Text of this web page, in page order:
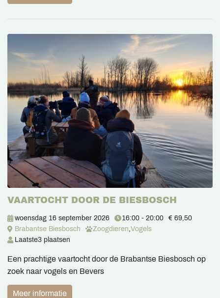
VAARTOCHT DOOR DE BIESBOSCH
woensdag 16 september 2026 16:00 - 20:00
€ 69,50
Brabantse Biesbosch
Zoogdieren,Vogels
Laatste3 plaatsen
Een prachtige vaartocht door de Brabantse Biesbosch op
zoek naar vogels en Bevers
Meer informatie